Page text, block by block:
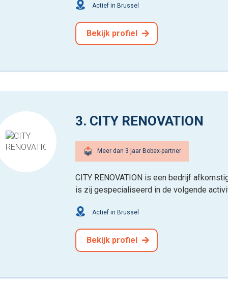
Actief in Brussel
Bekijk profiel
3. CITY RENOVATION
Meer dan 3 jaar Bobex-partner
CITY RENOVATION is een bedrijf
is zij gespecialiseerd in de volgende
Actief in Brussel
Bekijk profiel